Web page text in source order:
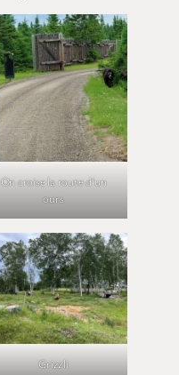
On croise la route d’un
ours
Grizzli